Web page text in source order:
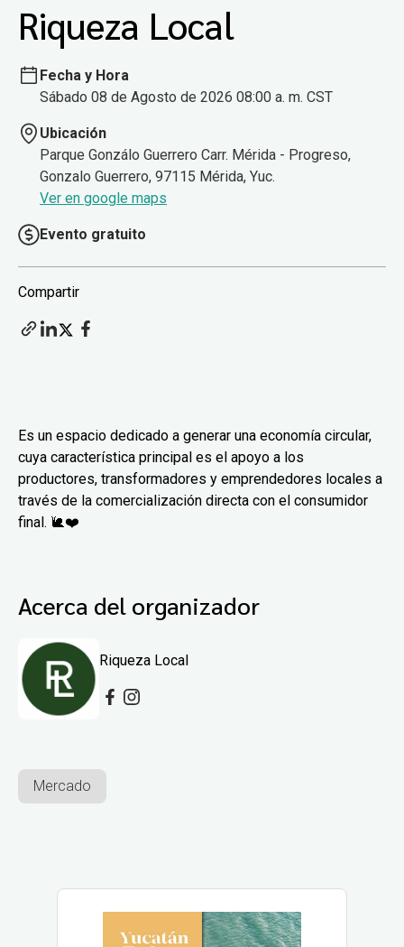
Riqueza Local
Fecha y Hora
Sábado 08 de Agosto de 2026 08:00 a. m. CST
Ubicación
Parque Gonzálo Guerrero Carr. Mérida - Progreso,
Gonzalo Guerrero, 97115 Mérida, Yuc.
Ver en google maps
Evento gratuito
Compartir
Es un espacio dedicado a generar una economía circular,
cuya característica principal es el apoyo a los
productores, transformadores y emprendedores locales a
través de la comercialización directa con el consumidor
final. 🐌❤️
Acerca del organizador
Riqueza Local
Mercado